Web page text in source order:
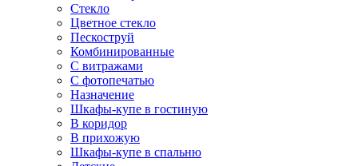
Стекло
Цветное стекло
Пескоструй
Комбинированные
С витражами
С фотопечатью
Назначение
Шкафы-купе в гостиную
В коридор
В прихожую
Шкафы-купе в спальню